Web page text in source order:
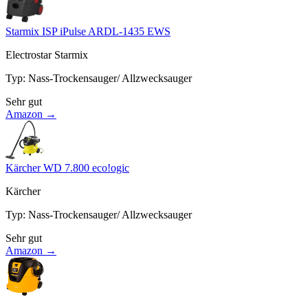
Starmix ISP iPulse ARDL-1435 EWS
Electrostar Starmix
Typ: Nass-Trockensauger/ Allzwecksauger
Sehr gut
Amazon →
Kärcher WD 7.800 eco!ogic
Kärcher
Typ: Nass-Trockensauger/ Allzwecksauger
Sehr gut
Amazon →